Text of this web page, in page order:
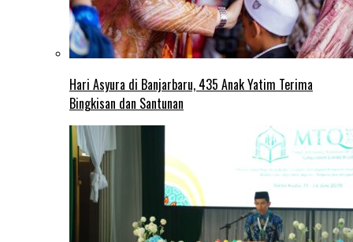
Hari Asyura di Banjarbaru, 435 Anak Yatim Terima
Bingkisan dan Santunan